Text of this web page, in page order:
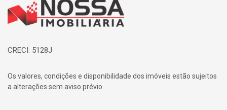
Página inicial
CRECI: 5128J
Os valores, condições e disponibilidade dos imóveis estão sujeitos
a alterações sem aviso prévio.